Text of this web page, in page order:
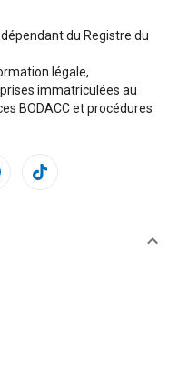
du Registre du
légale,
immatriculées au
BODACC et procédures